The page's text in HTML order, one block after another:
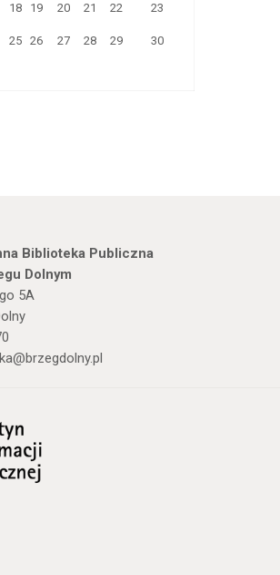
18 19 20 21 22 23
25 26 27 28 29 30
Biblioteka Publiczna
Dolnym
5A